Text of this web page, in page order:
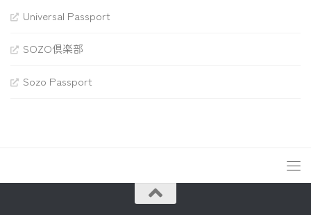
Universal Passport
SOZO倶楽部
Sozo Passport